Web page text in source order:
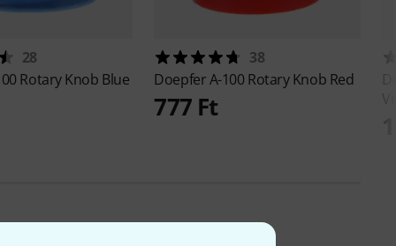
28
Rotary Knob Blue
38
DoepferA-100 Rotary Knob Red
777 Ft